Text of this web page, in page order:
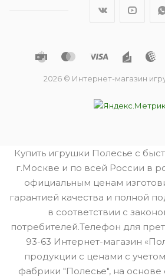
2026 © Интернет-магазин
Купить игрушки Полесье с
г.Москве и по всей России в
официальным ценам
гарантией качества и полной
в соответствии с
потребителей.Телефон для
93-63 Интернет-магазин
продукции с ценами с
фабрики "Полесье", на основе